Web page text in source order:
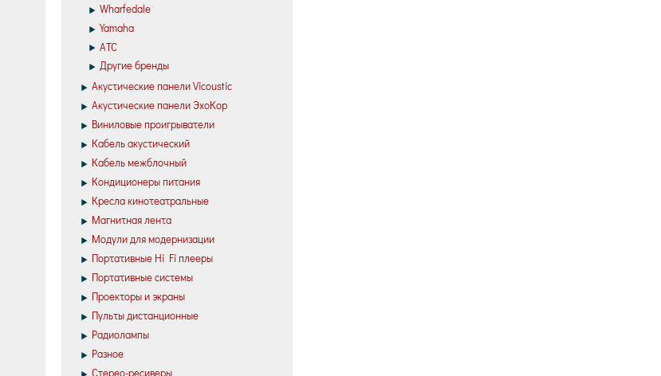
Wharfedale
Yamaha
АТС
Другие бренды
Акустические панели Vicoustic
Акустические панели ЭхоКор
Виниловые проигрыватели
Кабель акустический
Кабель межблочный
Кондиционеры питания
Кресла кинотеатральные
Магнитная лента
Модули для модернизации
Портативные Hi Fi плееры
Портативные системы
Проекторы и экраны
Пульты дистанционные
Радиолампы
Разное
Стерео-ресиверы